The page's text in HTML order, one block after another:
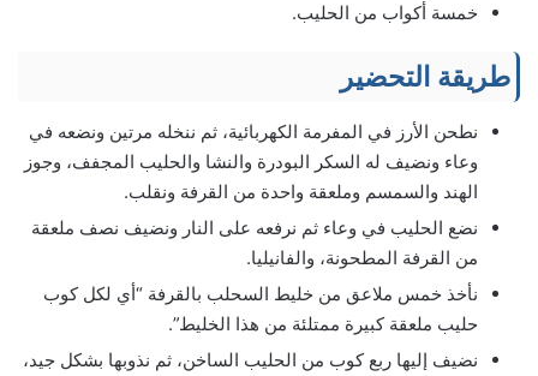
خمسة أكواب من الحليب.
طريقة التحضير
نطحن الأرز في المفرمة الكهربائية، ثم ننخله مرتين ونضعه في
وعاء ونضيف له السكر البودرة والنشا والحليب المجفف، وجوز
الهند والسمسم وملعقة واحدة من القرفة ونقلب.
نضع الحليب في وعاء ثم نرفعه على النار ونضيف نصف ملعقة
من القرفة المطحونة، والفانيليا.
نأخذ خمس ملاعق من خليط السحلب بالقرفة “أي لكل كوب
حليب ملعقة كبيرة ممتلئة من هذا الخليط”.
نضيف إليها ربع كوب من الحليب الساخن، ثم نذوبها بشكل جيد،